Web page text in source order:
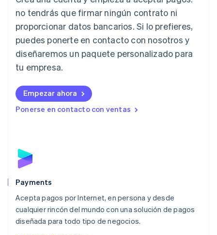
no tendrás que firmar ningún contrato ni
proporcionar datos bancarios. Si lo prefieres,
puedes ponerte en contacto con nosotros y
diseñaremos un paquete personalizado para
tu empresa.
Empezar ahora
Ponerse en contacto con ventas
Payments
Acepta pagos por Internet, en persona y desde
cualquier rincón del mundo con una solución de pagos
diseñada para todo tipo de negocios.
English
Italia
ItalianoEnglish
Japón
日本語 English
Letonia
Liechtenstein
Lituania
English
Luxemburgo
Malta
English
EspañolEnglish
English
Nueva Zelanda
English